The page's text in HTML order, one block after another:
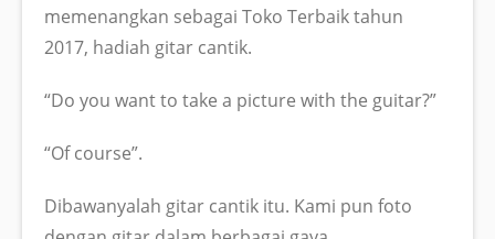
memenangkan sebagai Toko Terbaik tahun
2017, hadiah gitar cantik.
“Do you want to take a picture with the guitar?”
“Of course”.
Dibawanyalah gitar cantik itu. Kami pun foto